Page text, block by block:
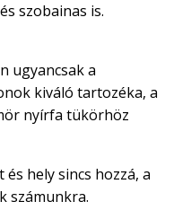
szobainas is.
ugyancsak a
kiváló tartozéka, a
nyírfa tükörhöz
hely sincs hozzá, a
számunkra.